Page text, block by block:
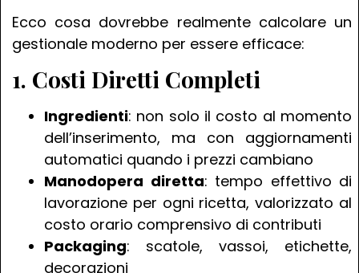
Ecco cosa dovrebbe realmente calcolare un
gestionale moderno per essere efficace:
1. Costi Diretti Completi
Ingredienti: non solo il costo al momento
dell’inserimento, ma con aggiornamenti
automatici quando i prezzi cambiano
Manodopera diretta: tempo effettivo di
lavorazione per ogni ricetta, valorizzato al
costo orario comprensivo di contributi
Packaging: scatole, vassoi, etichette,
decorazioni